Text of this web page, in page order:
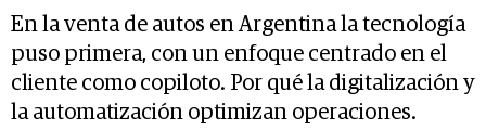
En la venta de autos en Argentina la tecnología
puso primera, con un enfoque centrado en el
cliente como copiloto. Por qué la digitalización y
la automatización optimizan operaciones.